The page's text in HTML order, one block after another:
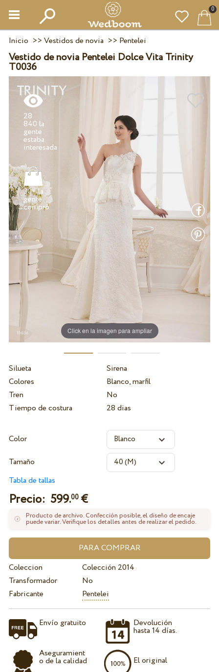
0
Inicio >> Vestidos de novia >> Pentelei
Vestido de novia Pentelei Dolce Vita Trinity
T0036
Click en la imagen para ampliar
28
840 la
gente
estaba
30+ la
gente
compró
Silueta
Sirena
Colores
Blanco, marfil
Tren
No
Tiempo de costura
28 dias
Color
Tamaño
Tabla de tallas
Precio: 599.00€
Producto de archivo. Confección posible, el diseño de encaje
puede variar. Verifique los detalles antes de realizar el pedido.
Coleccion
Colección 2014
Transformador
No
Fabricante
Pentelei
Envío gratuito
Aseguramient
o de la calidad
Devolución
hasta 14 días.
El original